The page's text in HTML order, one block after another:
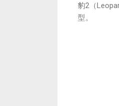
豹2（
型。